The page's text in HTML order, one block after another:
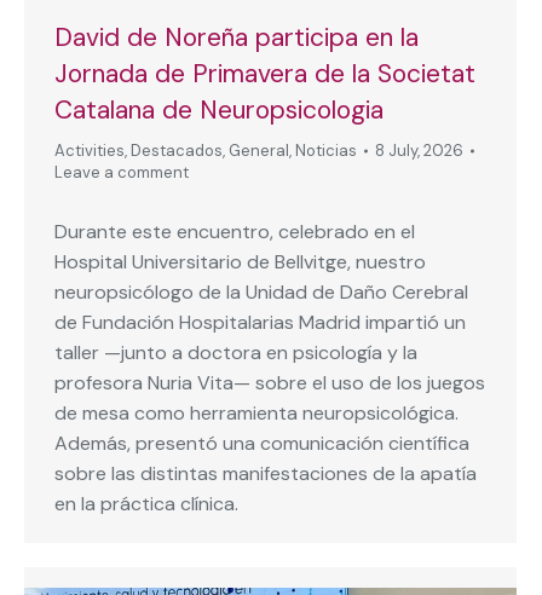
David de Noreña participa en la
Jornada de Primavera de la Societat
Catalana de Neuropsicologia
Activities, Destacados, General, Noticias
8 July, 2026
Leave a comment
Durante este encuentro, celebrado en el
Hospital Universitario de Bellvitge, nuestro
neuropsicólogo de la Unidad de Daño Cerebral
de Fundación Hospitalarias Madrid impartió un
taller —junto a doctora en psicología y la
profesora Nuria Vita— sobre el uso de los juegos
de mesa como herramienta neuropsicológica.
Además, presentó una comunicación científica
sobre las distintas manifestaciones de la apatía
en la práctica clínica.